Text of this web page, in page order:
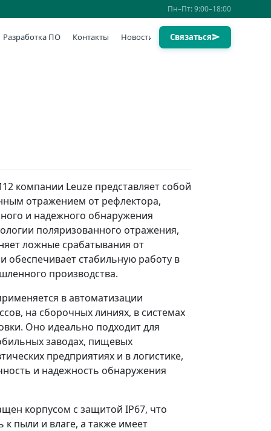
Пн–Пт: 9:00–18:00
Разработка ПО Контакты Новости Связаться
компании Leuze представляет собой
отражением от рефлектора,
и надежного обнаружения
поляризованного отражения,
ложные срабатывания от
обеспечивает стабильную работу в
производства.
в автоматизации
на сборочных линиях, в системах
Оно идеально подходит для
заводах, пищевых
предприятиях и в логистике,
и надежность обнаружения
корпусом с защитой IP67, что
к пыли и влаге, а также имеет